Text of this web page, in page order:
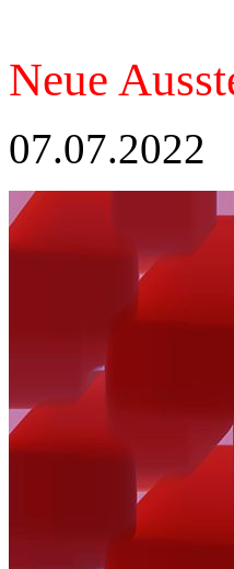
Neue
07.07.2022